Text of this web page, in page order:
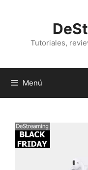
Tutoriales,
Menú